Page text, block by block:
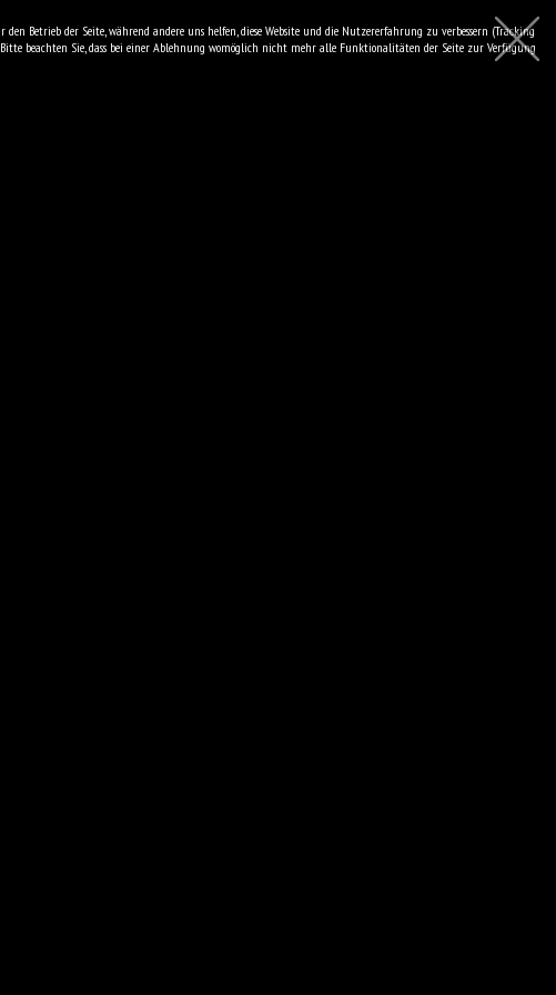
Betrieb der Seite, während andere uns helfen, diese Website und die Nutzererfahrung zu verbessern (Tracking
Bitte beachten Sie, dass bei einer Ablehnung womöglich nicht mehr alle Funktionalitäten der Seite zur Verfügung